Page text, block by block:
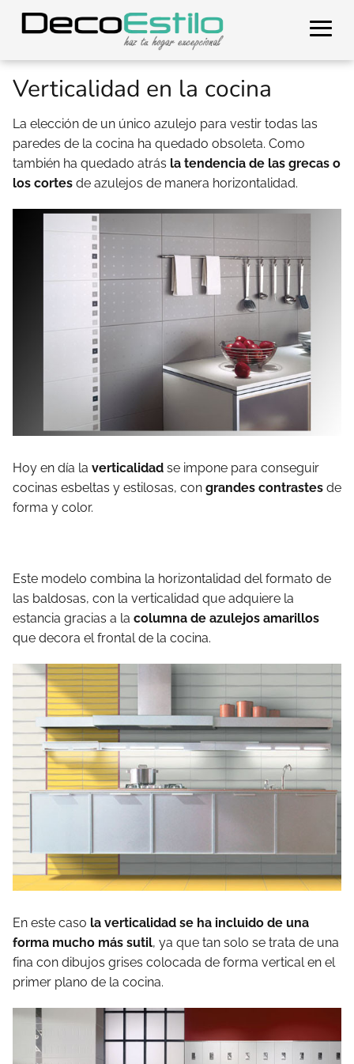
Verticalidad en la cocina
La elección de un único azulejo para vestir todas las
paredes de la cocina ha quedado obsoleta. Como
también ha quedado atrás la tendencia de las grecas o
los cortes de azulejos de manera horizontalidad.
Hoy en día la verticalidad se impone para conseguir
cocinas esbeltas y estilosas, con grandes contrastes de
forma y color.
Este modelo combina la horizontalidad del formato de
las baldosas, con la verticalidad que adquiere la
estancia gracias a la columna de azulejos amarillos
que decora el frontal de la cocina.
En este caso la verticalidad se ha incluido de una
forma mucho más sutil, ya que tan solo se trata de una
fina con dibujos grises colocada de forma vertical en el
primer plano de la cocina.